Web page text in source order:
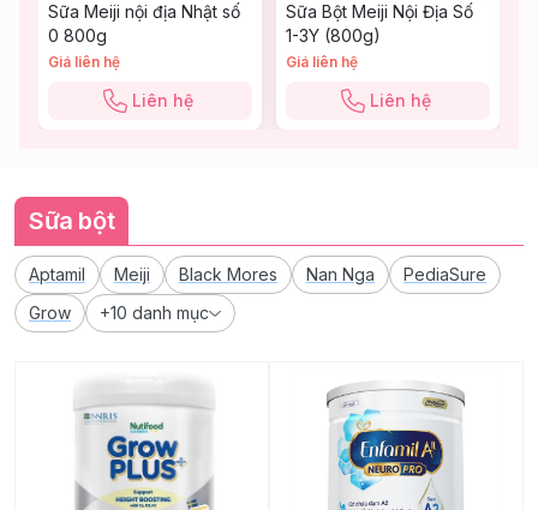
Sữa Meiji nội địa Nhật số
0 800g
Giá liên hệ
Liên hệ
Sữa Bột Meiji Nội Địa Số
1-3Y (800g)
Giá liên hệ
Liên hệ
Sữa bột
Aptamil Meiji Black Mores Nan Nga
PediaSure
Grow
+10 danh mục